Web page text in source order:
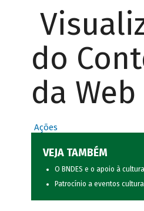
do
da Web
Ações
VEJA TAMBÉM
O BNDES e o apoio à cultura
Patrocínio a eventos